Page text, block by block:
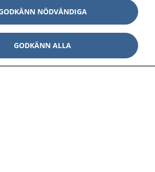
Visa
Visa
Visa
NÖDVÄNDIGA
GODKÄNN ALLA